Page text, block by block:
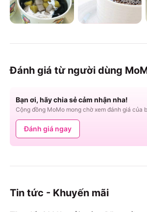
Đánh giá từ người dùng
Bạn ơi, hãy chia sẻ cảm nhận nha!
Cộng đồng MoMo mong chờ xem đánh giá của
Đánh giá ngay
Tin tức - Khuyến mãi